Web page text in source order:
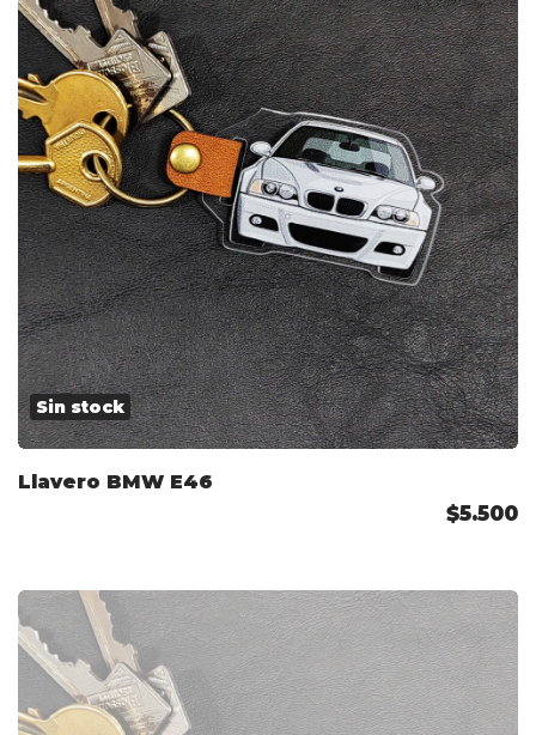
Sin stock
Llavero BMW E46
$5.500